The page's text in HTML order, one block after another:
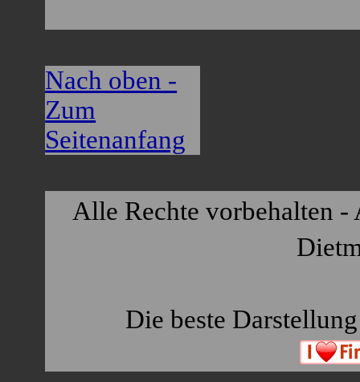
Nach oben -
Zum
Seitenanfang
Alle Rechte vorbehalten
Die beste